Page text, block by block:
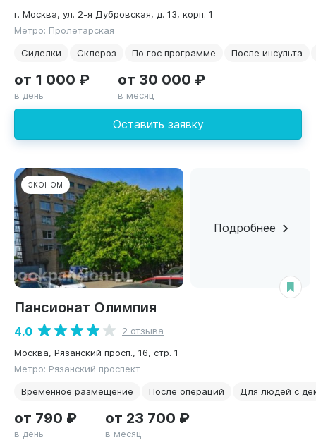
г. Москва, ул. 2-я Дубровская, д. 13, корп. 1
Метро: Пролетарская
Сиделки
Склероз По гос программе После инсульта
Оставить заявку
от 1 000 ₽
в день
от 30 000 ₽
в месяц
ЭКОНОМ
Подробнее
Пансионат Олимпия
4.0
2 отзыва
Москва, Рязанский просп., 16, стр. 1
Метро: Рязанский проспект
Временное размещение
После операций Для людей с
от 790 ₽
в день
от 23 700 ₽
в месяц